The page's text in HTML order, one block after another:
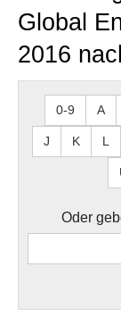
Global
2016
0-9 A
J K L
Oder